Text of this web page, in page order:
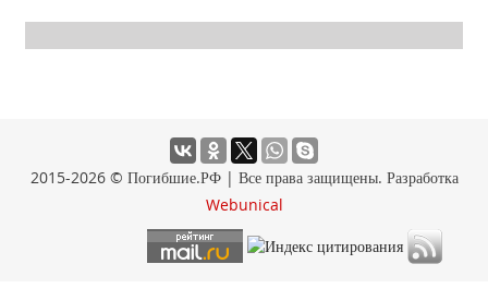
2015-2026 © Погибшие.РФ | Все права защищены. Разработка
Webunical